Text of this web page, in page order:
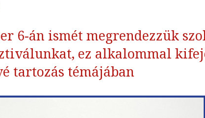
6-án ismét megrendezzük
ez alkalommal
tartozás témájában